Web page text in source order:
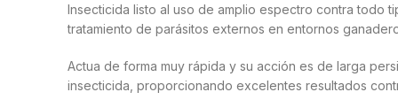
Insecticida listo al uso de amplio espectro contra todo
tratamiento de parásitos externos en entornos
Actua de forma muy rápida y su acción es de larga
insecticida, proporcionando excelentes resultados